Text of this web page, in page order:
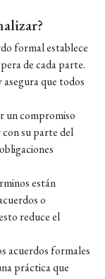
formal establece
de cada parte.
que todos
un compromiso
su parte del
están
o
reduce el
acuerdos formales
práctica que